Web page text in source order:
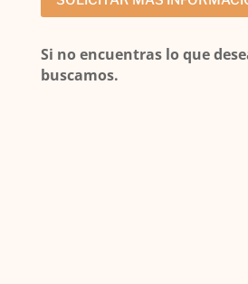
Si no encuentras lo que
buscamos.